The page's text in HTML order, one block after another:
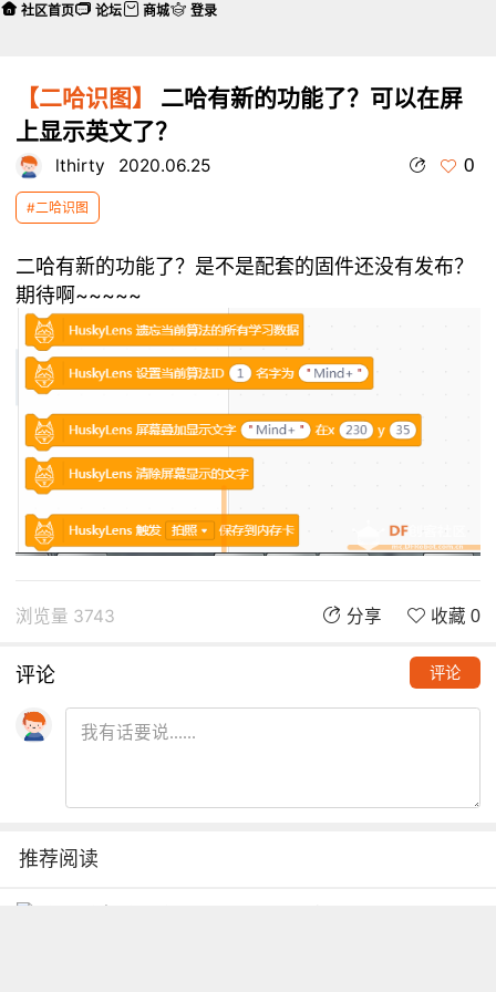
【二哈识图】
二哈有新的功能了？可以在屏
上显示英文了？
lthirty 2020.06.25 0
#二哈识图
二哈有新的功能了？是不是配套的固件还没有发布？
期待啊~~~~~
浏览量 3743 分享 收藏 0
评论 评论
推荐阅读
社区首页 论坛 商城 登录